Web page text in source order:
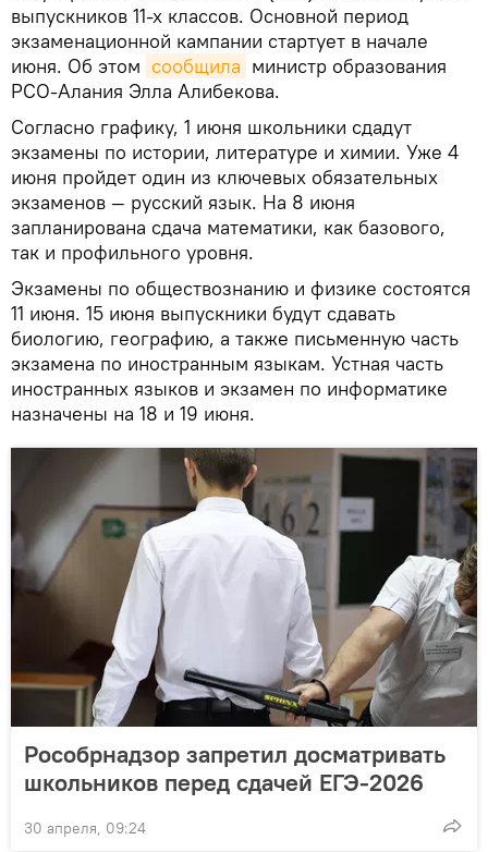
выпускников 11-х классов. Основной период
экзаменационной кампании стартует в начале
июня. Об этом сообщила министр образования
РСО-Алания Элла Алибекова.
Согласно графику, 1 июня школьники сдадут
экзамены по истории, литературе и химии. Уже 4
июня пройдет один из ключевых обязательных
экзаменов — русский язык. На 8 июня
запланирована сдача математики, как базового,
так и профильного уровня.
Экзамены по обществознанию и физике состоятся
11 июня. 15 июня выпускники будут сдавать
биологию, географию, а также письменную часть
экзамена по иностранным языкам. Устная часть
иностранных языков и экзамен по информатике
назначены на 18 и 19 июня.
Рособрнадзор запретил досматривать
школьников перед сдачей ЕГЭ-2026
30 апреля, 09:24